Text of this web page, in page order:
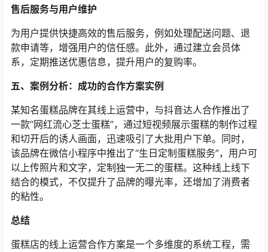
售后服务与用户维护
为用户提供快捷高效的售后服务，例如处理配送问题、退
款申请等，增强用户的信任感。此外，通过建立会员体
系，定期推送优惠信息，提升用户的复购率。
五、案例分析：成功的合作方案实例
某知名蛋糕品牌在其线上运营中，与抖音达人合作推出了
一款“网红流心芝士蛋糕”，通过短视频展示蛋糕的制作过程
和切开后的诱人画面，迅速吸引了大批用户下单。同时，
该品牌在微信小程序中推出了“生日定制蛋糕服务”，用户可
以上传照片和文字，定制独一无二的蛋糕。这种线上线下
结合的模式，不仅提升了品牌的曝光率，还增加了消费者
的粘性。
总结
蛋糕店的线上运营合作方案是一个多维度的系统工程，需